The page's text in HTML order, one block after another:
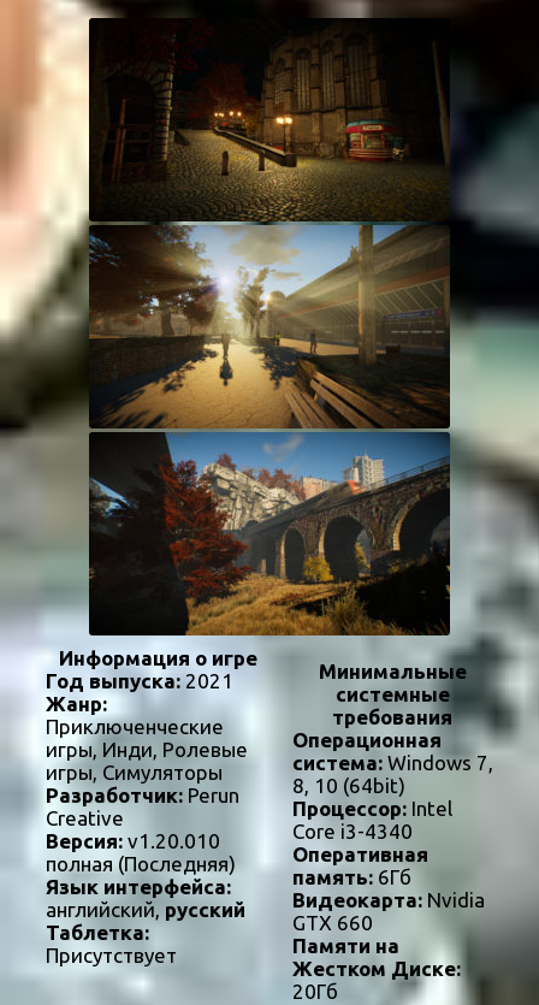
Информация о игре
Год выпуска: 2021
Жанр:
Приключенческие
игры, Инди, Ролевые
игры, Симуляторы
Разработчик: Perun
Creative
Версия: v1.20.010
полная (Последняя)
Язык интерфейса:
английский, русский
Таблетка:
Присутствует
Минимальные
системные
требования
Операционная
система:Windows 7,
8, 10 (64bit)
Процессор:Intel
Core i3-4340
Оперативная
память:6Гб
Видеокарта:Nvidia
GTX 660
Памяти на
Жестком Диске:
20Гб